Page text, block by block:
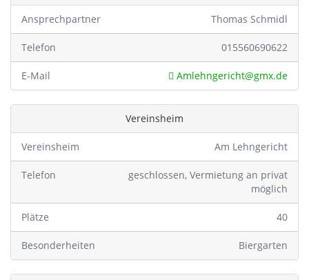
Ansprechpartner Thomas Schmidl
Telefon 015560690622
E-Mail Amlehngericht@gmx.de
Vereinsheim
Vereinsheim Am Lehngericht
Telefon
geschlossen, Vermietung an privat
möglich
Plätze 40
Besonderheiten Biergarten